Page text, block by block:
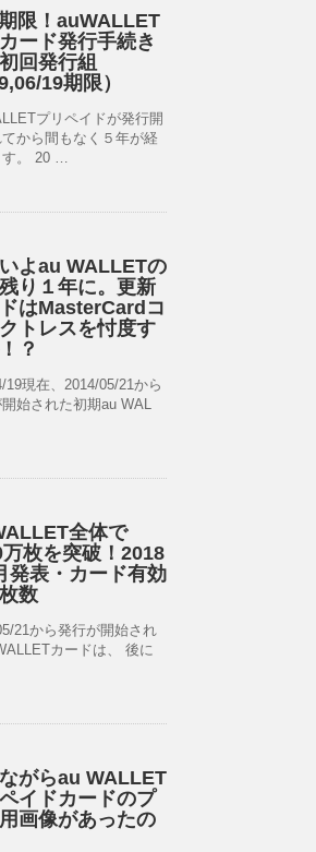
限！auWALLET
ード発行手続き
回発行組
19期限）
プリペイドが発行開
から間もなく５年が経
す。 20 …
よau WALLETの
り１年に。更新
はMasterCardコ
トレスを忖度す
？
19現在、2014/05/21から
始された初期au WAL
全体で
枚を突破！2018
発表・カード有効
数
21から発行が開始され
カードは、 後に
がらau WALLET
イドカードのプ
画像があったの